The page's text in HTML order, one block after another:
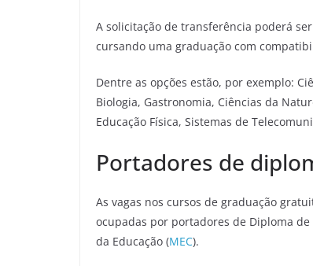
A solicitação de transferência poderá
cursando uma graduação com
Dentre as opções estão, por exemplo:
Biologia, Gastronomia, Ciências da
Educação Física, Sistemas de
Portadores de
As vagas nos cursos de graduação
ocupadas por portadores de Diploma
da Educação (MEC).